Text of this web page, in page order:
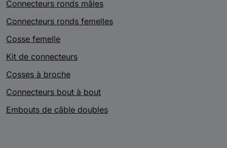
Connecteurs ronds mâles
Connecteurs ronds femelles
Cosse femelle
Kit de connecteurs
Cosses à broche
Connecteurs bout à bout
Embouts de câble doubles